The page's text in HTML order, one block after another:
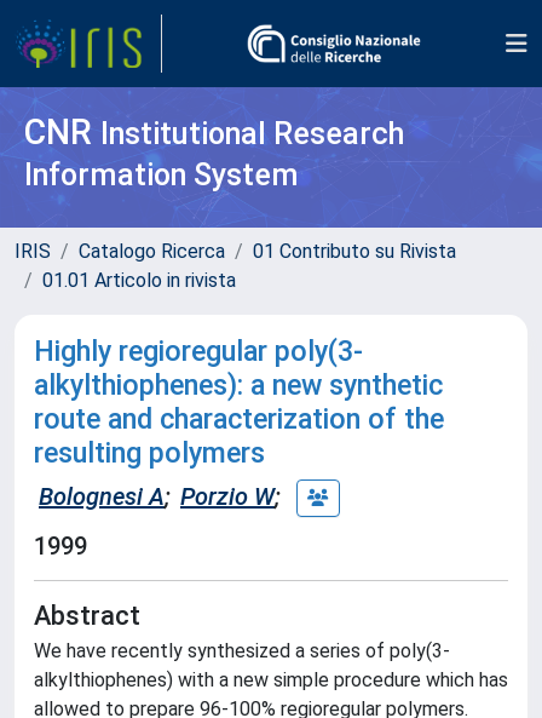
CNR Institutional Research
Information System
IRIS Catalogo Ricerca
01 Contributo su Rivista
01.01 Articolo in rivista
Highly regioregular poly(3-
alkylthiophenes): a new synthetic
route and characterization of the
resulting polymers
Bolognesi A; Porzio W;
1999
Abstract
We have recently synthesized a series of poly(3-
alkylthiophenes) with a new simple procedure which has
allowed to prepare 96-100% regioregular polymers.